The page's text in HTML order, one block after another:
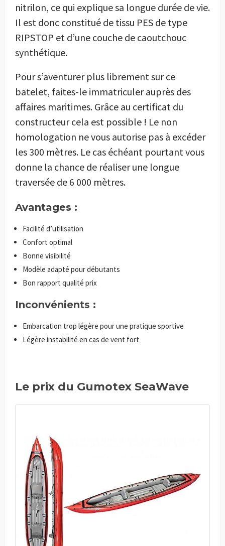
nitrilon, ce qui explique sa longue durée de vie.
Il est donc constitué de tissu PES de type
RIPSTOP et d’une couche de caoutchouc
synthétique.
Pour s’aventurer plus librement sur ce
batelet, faites-le immatriculer auprès des
affaires maritimes. Grâce au certificat du
constructeur cela est possible ! Le non
homologation ne vous autorise pas à excéder
les 300 mètres. Le cas échéant pourtant vous
donne la chance de réaliser une longue
traversée de 6 000 mètres.
Avantages :
Facilité d’utilisation
Confort optimal
Bonne visibilité
Modèle adapté pour débutants
Bon rapport qualité prix
Inconvénients :
Embarcation trop légère pour une pratique sportive
Légère instabilité en cas de vent fort
Le prix du Gumotex SeaWave